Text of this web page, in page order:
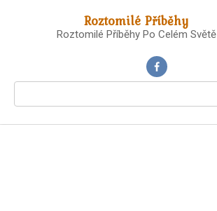
Roztomilé Příběhy
Roztomilé Příběhy Po Celém Světě